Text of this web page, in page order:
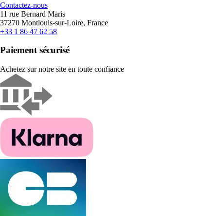
Contactez-nous
11 rue Bernard Maris
37270 Montlouis-sur-Loire, France
+33 1 86 47 62 58
Paiement sécurisé
Achetez sur notre site en toute confiance